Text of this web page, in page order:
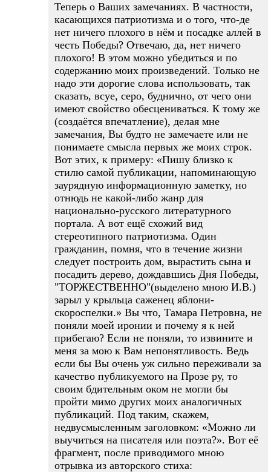
Теперь о Ваших замечаниях. В частности,
касающихся патриотизма и о того, что-де
нет ничего плохого в нём и посадке аллей в
честь Победы? Отвечаю, да, нет ничего
плохого! В этом можно убедиться и по
содержанию моих произведений. Только не
надо эти дорогие слова использовать, так
сказать, всуе, серо, буднично, от чего они
имеют свойство обесцениваться. К тому же
(создаётся впечатление), делая мне
замечания, Вы будто не замечаете или не
понимаете смысла первых же моих строк.
Вот этих, к примеру: «Пишу близко к
стилю самой публикации, напоминающую
заурядную информационную заметку, но
отнюдь не какой-либо жанр для
национально-русского литературного
портала. А вот ещё схожий вид
стереотипного патриотизма. Один
гражданин, помня, что в течение жизни
следует построить дом, вырастить сына и
посадить дерево, дождавшись Дня Победы,
"ТОРЖЕСТВЕННО"(выделено мною И.В.)
зарыл у крыльца саженец яблони-
скороспелки.» Вы что, Тамара Петровна, не
поняли моей иронии и почему я к ней
прибегаю? Если не поняли, то извините и
меня за мою к Вам непонятливость. Ведь
если бы Вы очень уж сильно переживали за
качество публикуемого на Прозе ру, то
своим бдительным оком не могли бы
пройти мимо других моих аналогичных
публикаций. Под таким, скажем,
недвусмысленным заголовком: «Можно ли
выучиться на писателя или поэта?». Вот её
фрагмент, после приводимого мною
отрывка из авторского стиха: